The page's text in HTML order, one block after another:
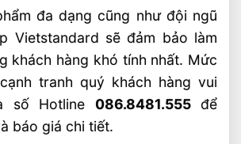
đa dạng cũng như đội ngũ
Vietstandard sẽ đảm bảo làm
khách hàng khó tính nhất. Mức
tranh quý khách hàng vui
số Hotline 086.8481.555để
báo giá chi tiết.